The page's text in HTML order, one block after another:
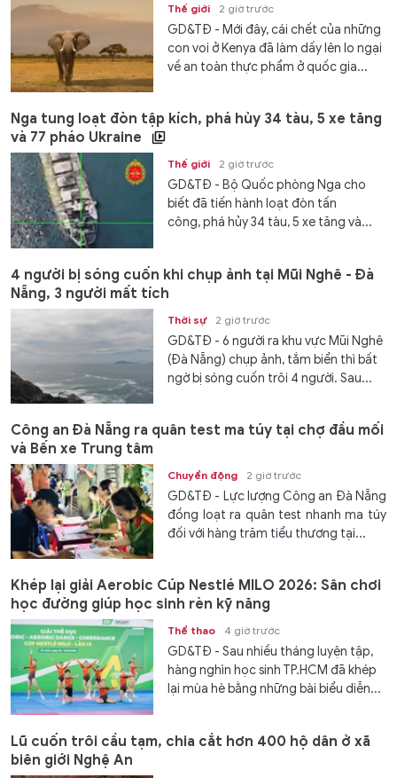
Thế giới 2 giờ trước
GD&TĐ - Mới đây, cái chết của những
con voi ở Kenya đã làm dấy lên lo ngại
về an toàn thực phẩm ở quốc gia...
Nga tung loạt đòn tập kích, phá hủy 34 tàu, 5 xe tăng
và 77 pháo Ukraine
Thế giới 2 giờ trước
GD&TĐ - Bộ Quốc phòng Nga cho
biết đã tiến hành loạt đòn tấn
công, phá hủy 34 tàu, 5 xe tăng và...
4 người bị sóng cuốn khi chụp ảnh tại Mũi Nghê - Đà
Nẵng, 3 người mất tích
Thời sự 2 giờ trước
GD&TĐ - 6 người ra khu vực Mũi Nghê
(Đà Nẵng) chụp ảnh, tắm biển thì bất
ngờ bị sóng cuốn trôi 4 người. Sau...
Công an Đà Nẵng ra quân test ma túy tại chợ đầu mối
và Bến xe Trung tâm
Chuyển động 2 giờ trước
GD&TĐ - Lực lượng Công an Đà Nẵng
đồng loạt ra quân test nhanh ma túy
đối với hàng trăm tiểu thương tại...
Khép lại giải Aerobic Cúp Nestlé MILO 2026: Sân chơi
học đường giúp học sinh rèn kỹ năng
Thể thao 4 giờ trước
GD&TĐ - Sau nhiều tháng luyện tập,
hàng nghìn học sinh TP.HCM đã khép
lại mùa hè bằng những bài biểu diễn...
Lũ cuốn trôi cầu tạm, chia cắt hơn 400 hộ dân ở xã
biên giới Nghệ An